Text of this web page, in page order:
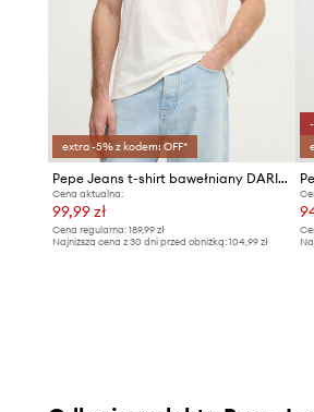
extra -5% z kodem: OFF*
Pepe Jeans t-shirt bawełniany DARIUS TEE
Cena aktualna:
99,99 zł
Cena regularna: 189,99 zł
Najniższa cena z 30 dni przed obniżką: 104,99 zł